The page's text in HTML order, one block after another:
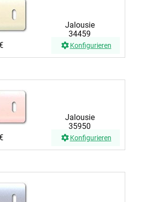
Jalousie
34459
Konfigurieren
Jalousie
35950
Konfigurieren